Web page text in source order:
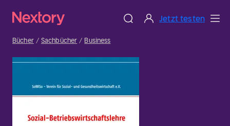
Jetzt testen
Bücher Sachbücher Business